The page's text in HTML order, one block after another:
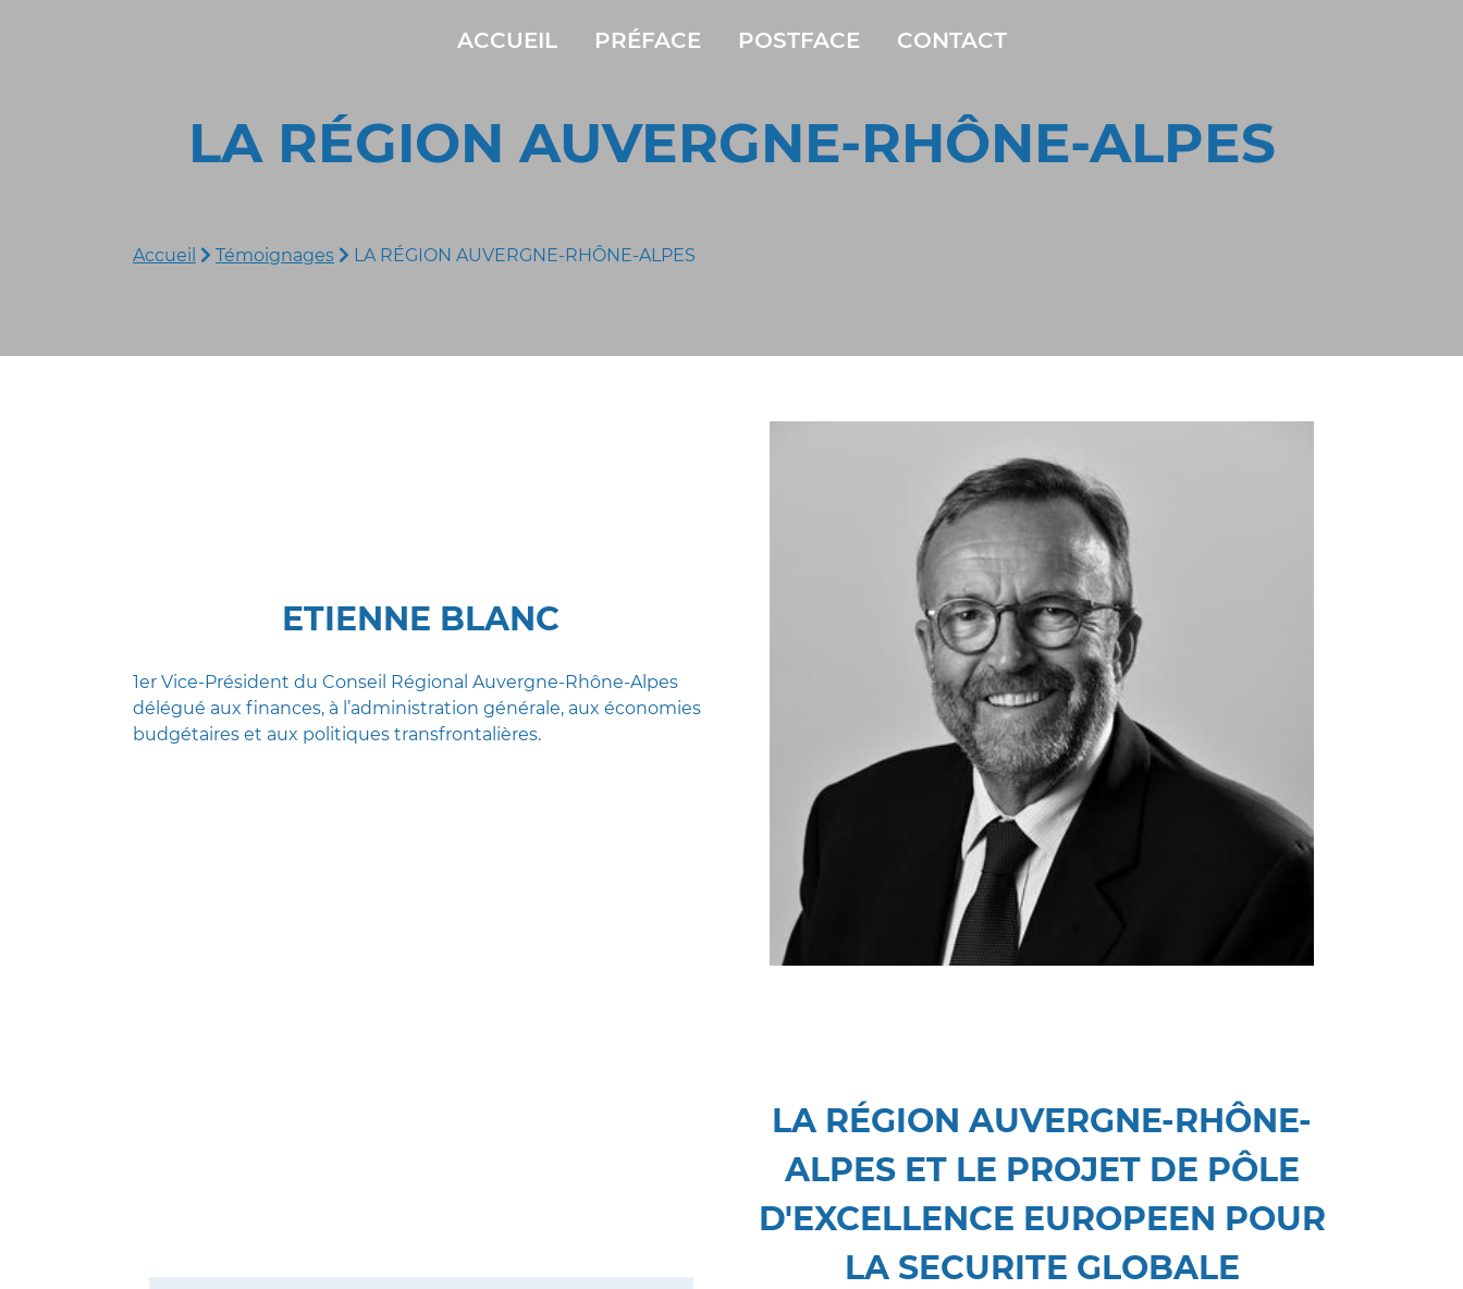
ACCUEIL PRÉFACE POSTFACE CONTACT
LA RÉGION AUVERGNE-RHÔNE-ALPES
Accueil Témoignages LA RÉGION AUVERGNE-RHÔNE-ALPES
ETIENNE BLANC
1er Vice-Président du Conseil Régional Auvergne-Rhône-Alpes
délégué aux finances, à l’administration générale, aux économies
budgétaires et aux politiques transfrontalières.
LA RÉGION AUVERGNE-RHÔNE-
ALPES ET LE PROJET DE PÔLE
D'EXCELLENCE EUROPEEN POUR
LA SECURITE GLOBALE